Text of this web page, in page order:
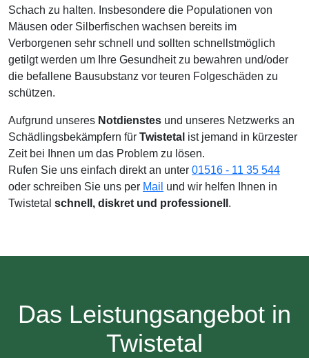
Schach zu halten. Insbesondere die Populationen von
Mäusen oder Silberfischen wachsen bereits im
Verborgenen sehr schnell und sollten schnellstmöglich
getilgt werden um Ihre Gesundheit zu bewahren und/oder
die befallene Bausubstanz vor teuren Folgeschäden zu
schützen.
Aufgrund unseres Notdienstes und unseres Netzwerks an
Schädlingsbekämpfern für Twistetal ist jemand in kürzester
Zeit bei Ihnen um das Problem zu lösen.
Rufen Sie uns einfach direkt an unter 01516 - 11 35 544
oder schreiben Sie uns per Mail und wir helfen Ihnen in
Twistetal schnell, diskret und professionell .
Das Leistungsangebot in
Twistetal